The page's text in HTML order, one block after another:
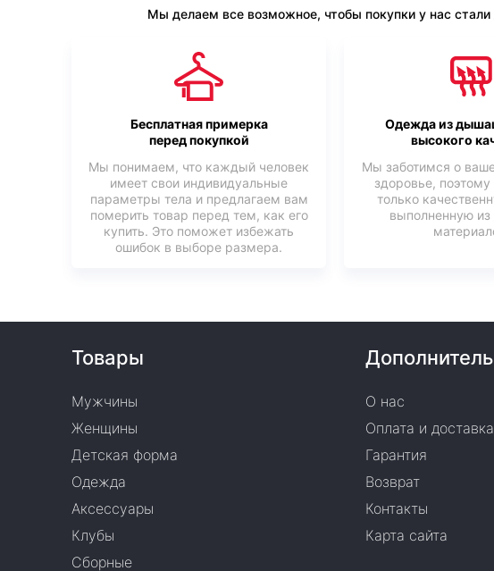
Мы делаем все возможное, чтобы покупки у нас
Бесплатная примерка
перед покупкой
Мы понимаем, что каждый человек
имеет свои индивидуальные
параметры тела и предлагаем вам
померить товар перед тем, как его
купить. Это поможет избежать
ошибок в выборе размера.
Одежда из
высокого
Мы заботимся о
здоровье,
только
выполненную
Товары
Мужчины
Женщины
Детская форма
Одежда
Аксессуары
Клубы
Сборные
О нас
Оплата и доставка
Гарантия
Возврат
Контакты
Карта сайта